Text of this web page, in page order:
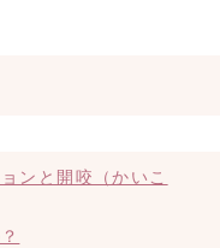
ンと開咬（かいこ